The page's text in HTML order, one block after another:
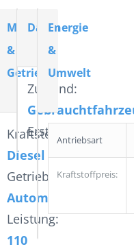
Motor
&
Getriebe
Kraftstoff:
Diesel
Getriebe:
Automatik
Leistung:
110
Daten
Zustand:
Erstzulassung:
Energie
&
Umwelt
Antriebsart
Kraftstoffpreis: